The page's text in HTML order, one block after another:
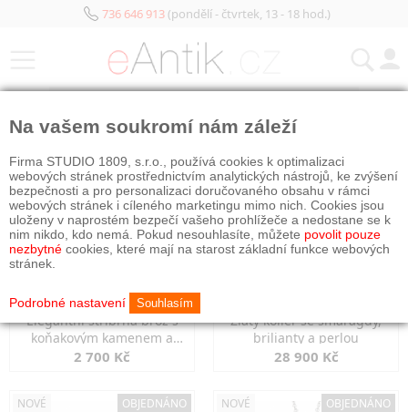
736 646 913(pondělí - čtvrtek, 13 - 18 hod.)
Elegantní stříbrná brož s
koňakovým kamenem a
markazity
2 700 Kč
Zlatý kolier se smaragdy,
brilianty a perlou
28 900 Kč
NOVÉ OBJEDNÁNO NOVÉ OBJEDNÁNO
Na vašem soukromí nám záleží
Firma STUDIO 1809, s.r.o., používá cookies k optimalizaci
webových stránek prostřednictvím analytických nástrojů, ke zvýšení
bezpečnosti a pro personalizaci doručovaného obsahu v rámci
webových stránek i cíleného marketingu mimo nich. Cookies jsou
uloženy v naprostém bezpečí vašeho prohlížeče a nedostane se k
nim nikdo, kdo nemá. Pokud nesouhlasíte, můžete povolit pouze
nezbytné cookies, které mají na starost základní funkce webových
stránek.
Podrobné nastavení Souhlasím